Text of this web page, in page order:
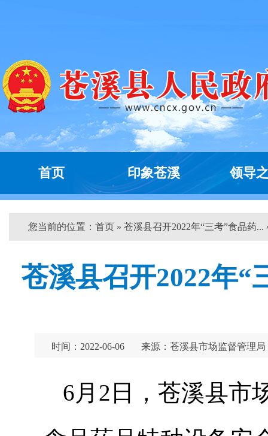
首页 印象苍溪 领导
您当前的位置： 首页 » 苍溪县召开2022年“三考”食品药...
苍溪县召开2022年“
时间：2022-06-06 来源：苍溪县市场监督管理局
6月2日，苍溪县市